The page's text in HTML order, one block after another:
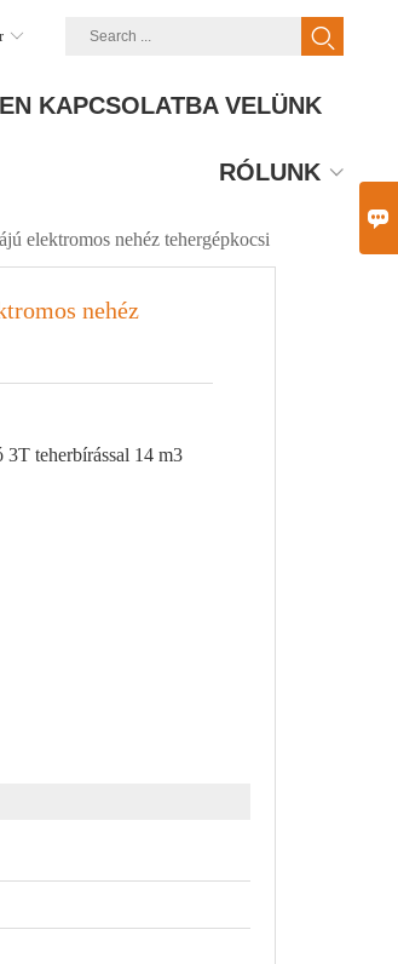
KAPCSOLATBA VELÜNK
RÓLUNK
elektromos nehéz tehergépkocsi
nehéz
3T teherbírással 14 m3
